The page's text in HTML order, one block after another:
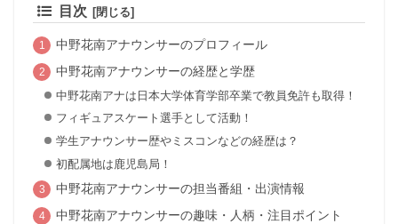
目次
中野花南アナウンサーのプロフィール
中野花南アナウンサーの経歴と学歴
中野花南アナは日本大学体育学部卒業で教員免許も取得！
フィギュアスケート選手として活動！
学生アナウンサー歴やミスコンなどの経歴は？
初配属地は鹿児島局！
中野花南アナウンサーの担当番組・出演情報
中野花南アナウンサーの趣味・人柄・注目ポイント